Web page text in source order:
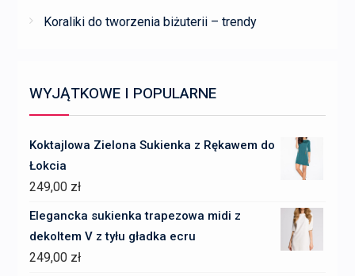
Koraliki do tworzenia biżuterii – trendy
WYJĄTKOWE I POPULARNE
Koktajlowa Zielona Sukienka z Rękawem do
Łokcia
249,00 zł
Elegancka sukienka trapezowa midi z
dekoltem V z tyłu gładka ecru
249,00 zł